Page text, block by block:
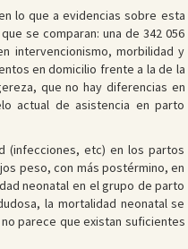
lo que a evidencias sobre esta
se comparan: una de 342 056
intervencionismo, morbilidad y
en domicilio frente a la de la
que no hay diferencias en
actual de asistencia en parto
(infecciones, etc) en los partos
peso, con más postérmino, en
neonatal en el grupo de parto
la mortalidad neonatal se
parece que existan suficientes